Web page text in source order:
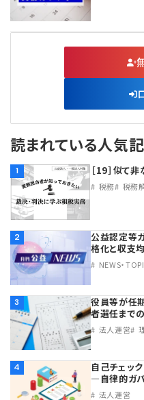
読まれている人気
1 ［19］似て
税務 税務
2
公益認定等
格化と収支
NEWS・
3
役員等が任
者選任まで
法人運営
4
自己チェッ
―自律的ガ
法人運営